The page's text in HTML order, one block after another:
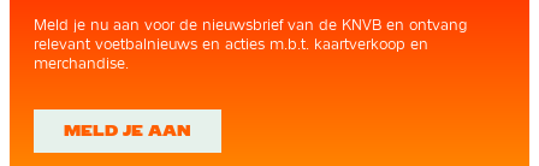
Meld je nu aan voor de nieuwsbrief van de KNVB en ontvang
relevant voetbalnieuws en acties m.b.t. kaartverkoop en
merchandise.
MELD JE AAN